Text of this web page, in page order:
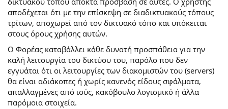
αποδέχεται ότι με την επίσκεψη σε διαδικτυακούς τόπους
τρίτων, αποχωρεί από τον δικτυακό τόπο και υπόκειται
στους όρους χρήσης αυτών.
Ο Φορέας καταβάλλει κάθε δυνατή προσπάθεια για την
καλή λειτουργία του δικτύου του, παρόλο που δεν
εγγυάται ότι οι λειτουργίες των διακομιστών του (servers)
θα είναι αδιάκοπες ή χωρίς κανενός είδους σφάλματα,
απαλλαγμένες από ιούς, κακόβουλο λογισμικό ή άλλα
παρόμοια στοιχεία.